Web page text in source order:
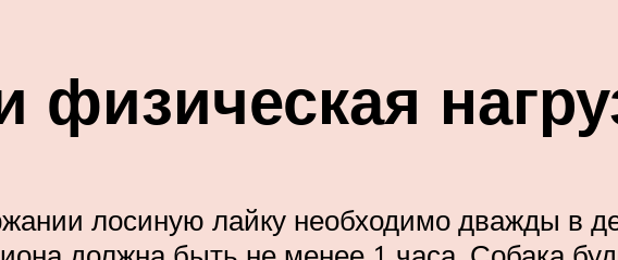
физическая
лосиную лайку необходимо дважды в